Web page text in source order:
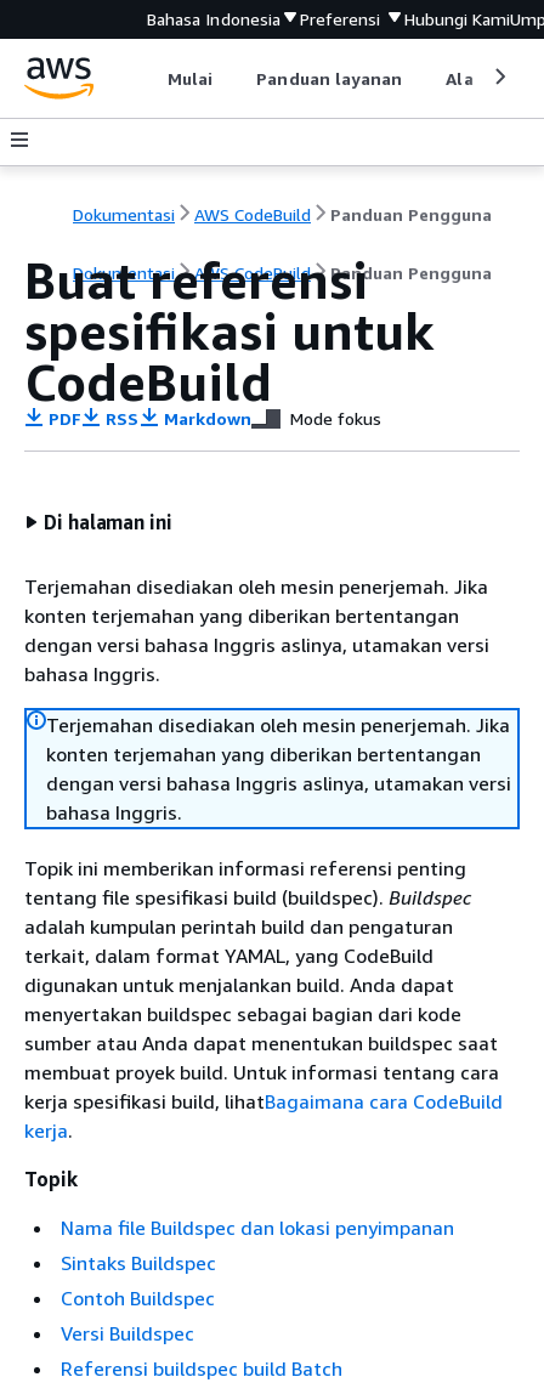
Bahasa Indonesia Preferensi Hubungi Kami
Mulai Panduan layanan Alat
Dokumentasi AWS CodeBuild Panduan Pengguna
Dokumentasi AWS CodeBuild Panduan Pengguna
Buat referensi
spesifikasi untuk
CodeBuild
PDF RSS Markdown Mode fokus
Di halaman ini
Terjemahan disediakan oleh mesin penerjemah. Jika
konten terjemahan yang diberikan bertentangan
dengan versi bahasa Inggris aslinya, utamakan versi
bahasa Inggris.
Terjemahan disediakan oleh mesin penerjemah. Jika
konten terjemahan yang diberikan bertentangan
dengan versi bahasa Inggris aslinya, utamakan versi
bahasa Inggris.
Topik ini memberikan informasi referensi penting
tentang file spesifikasi build (buildspec). Buildspec
adalah kumpulan perintah build dan pengaturan
terkait, dalam format YAMAL, yang CodeBuild
digunakan untuk menjalankan build. Anda dapat
menyertakan buildspec sebagai bagian dari kode
sumber atau Anda dapat menentukan buildspec saat
membuat proyek build. Untuk informasi tentang cara
kerja spesifikasi build, lihatBagaimana cara CodeBuild
kerja.
Topik
Nama file Buildspec dan lokasi penyimpanan
Sintaks Buildspec
Contoh Buildspec
Versi Buildspec
Referensi buildspec build Batch